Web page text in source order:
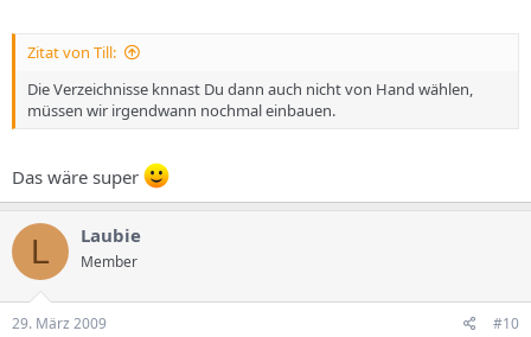
Zitat von Till:
Die Verzeichnisse knnast Du dann auch nicht von Hand wählen,
müssen wir irgendwann nochmal einbauen.
Das wäre super
L Laubie
Member
29. März 2009 #10